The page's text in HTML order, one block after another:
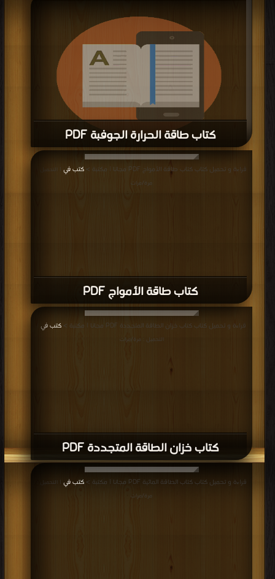
قراءة و تحميل كتاب كتاب طاقة الكتلة الاحيائية PDF مجانا | مكتبة > كتب في مجانا |
التحميل : مرة/مرات
كتاب طاقة الحرارة الجوفبة PDF
قراءة و تحميل كتاب كتاب طاقة الحرارة الجوفبة PDF مجانا | مكتبة >
|
التحميل : مرة/مرات
كتاب طاقة الأمواج PDF
قراءة و تحميل كتاب كتاب طاقة الأمواج PDF مجانا | مكتبة > كتب في
| التحميل :
مرة/مرات
كتاب خزان الطاقة المتجددة PDF
قراءة و تحميل كتاب كتاب خزان الطاقة المتجددة PDF مجانا | مكتبة > كتب في
التحميل : مرة/مرات
قراءة و تحميل كتاب كتاب الطاقة المائية PDF مجانا | مكتبة > كتب في | التحميل :
مرة/مرات